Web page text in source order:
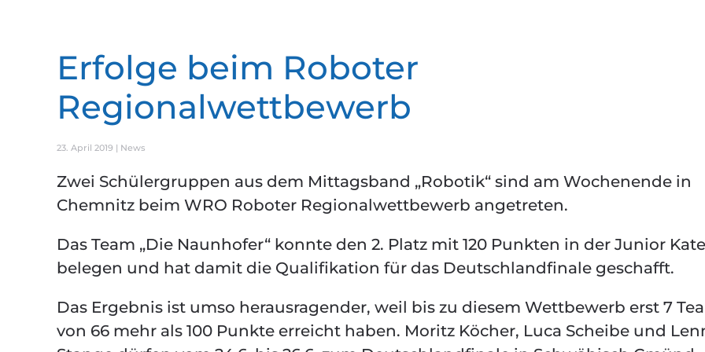
Erfolge beim Roboter
Regionalwettbewerb
23. April 2019 | News
Zwei Schülergruppen aus dem Mittagsband „Robotik“ sind am Wochenende in
Chemnitz beim WRO Roboter Regionalwettbewerb angetreten.
Das Team „Die Naunhofer“ konnte den 2. Platz mit 120 Punkten in der Junior
belegen und hat damit die Qualifikation für das Deutschlandfinale geschafft.
Das Ergebnis ist umso herausragender, weil bis zu diesem Wettbewerb erst 7
von 66 mehr als 100 Punkte erreicht haben. Moritz Köcher, Luca Scheibe und